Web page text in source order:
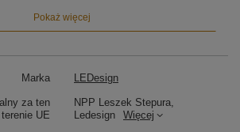
zapewnia równowagę między
Idealna do codziennych
kuchni i salonu
cm, model Orbit No.1 doskonale
Pokaż więcej
Marka LEDesign
za ten
UE
NPP Leszek Stepura,
Ledesign
Więcej